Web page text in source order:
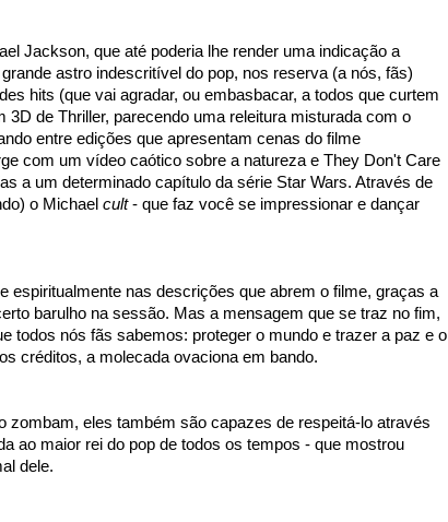
Jackson, que até poderia lhe render uma indicação a
astro indescritível do pop, nos reserva (a nós, fãs)
hits (que vai agradar, ou embasbacar, a todos que curtem
de Thriller, parecendo uma releitura misturada com o
entre edições que apresentam cenas do filme
com um vídeo caótico sobre a natureza e They Don't Care
a um determinado capítulo da série Star Wars. Através de
o Michael cult- que faz você se impressionar e dançar
espiritualmente nas descrições que abrem o filme, graças a
barulho na sessão. Mas a mensagem que se traz no fim,
todos nós fãs sabemos: proteger o mundo e trazer a paz e o
créditos, a molecada ovaciona em bando.
zombam, eles também são capazes de respeitá-lo através
ao maior rei do pop de todos os tempos - que mostrou
dele.